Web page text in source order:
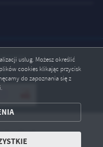
usług. Możesz określić
cookies klikając przycisk
do zapoznania się z
1